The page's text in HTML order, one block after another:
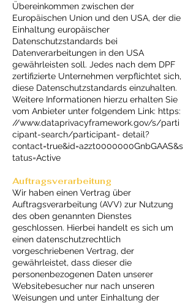
Übereinkommen zwischen der
Europäischen Union und den USA, der die
Einhaltung europäischer
Datenschutzstandards bei
Datenverarbeitungen in den USA
gewährleisten soll. Jedes nach dem DPF
zertifizierte Unternehmen verpflichtet sich,
diese Datenschutzstandards einzuhalten.
Weitere Informationen hierzu erhalten Sie
vom Anbieter unter folgendem Link: https:
//www.dataprivacyframework.gov/s/parti
cipant-search/participant- detail?
contact=true&id=a2zt0000000GnbGAAS&s
tatus=Active
Auftragsverarbeitung
Wir haben einen Vertrag über
Auftragsverarbeitung (AVV) zur Nutzung
des oben genannten Dienstes
geschlossen. Hierbei handelt es sich um
einen datenschutzrechtlich
vorgeschriebenen Vertrag, der
gewährleistet, dass dieser die
personenbezogenen Daten unserer
Websitebesucher nur nach unseren
Weisungen und unter Einhaltung der